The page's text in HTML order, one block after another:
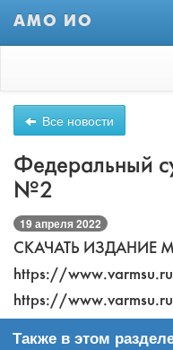
АМО ИО
Все новости
Федеральный
№2
19 апреля 2022
СКАЧАТЬ
https://
https://
Также в этом